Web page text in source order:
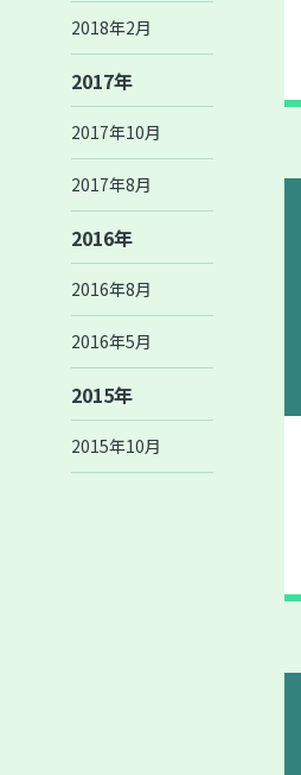
2018年2月
2017年
2017年10月
2017年8月
2016年
2016年8月
2016年5月
2015年
2015年10月